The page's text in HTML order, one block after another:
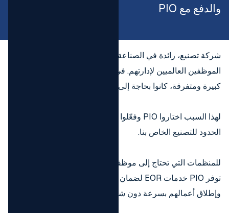
والدفع مع PIO
شركة تصنيع، رائدة في الصناعة، لديها وجود عالمي مع آلاف
الموظفين العالميين لإدارتهم. في مواجهة قوى عاملة عالمية
كبيرة ومتفرقة، كانوا بحاجة إلى حل أكثر كفاءة ودقة.
لهذا السبب اختاروا PIO وفعّلوا حل إدارة التوظيف والدفع عبر
الحدود للتصنيع الخاص بنا.
للمنظمات التي تحتاج إلى موظفين بدوام كامل عالي المستوى،
توفر PIO خدمات EOR لضمان إمكانية توظيف وإدارة الموظفين
وإطلاق أعمالهم بسرعة دون شركة محلية.